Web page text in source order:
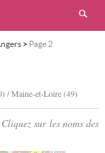
> Page 2
/ Maine-et-Loire (49)
sur les noms des